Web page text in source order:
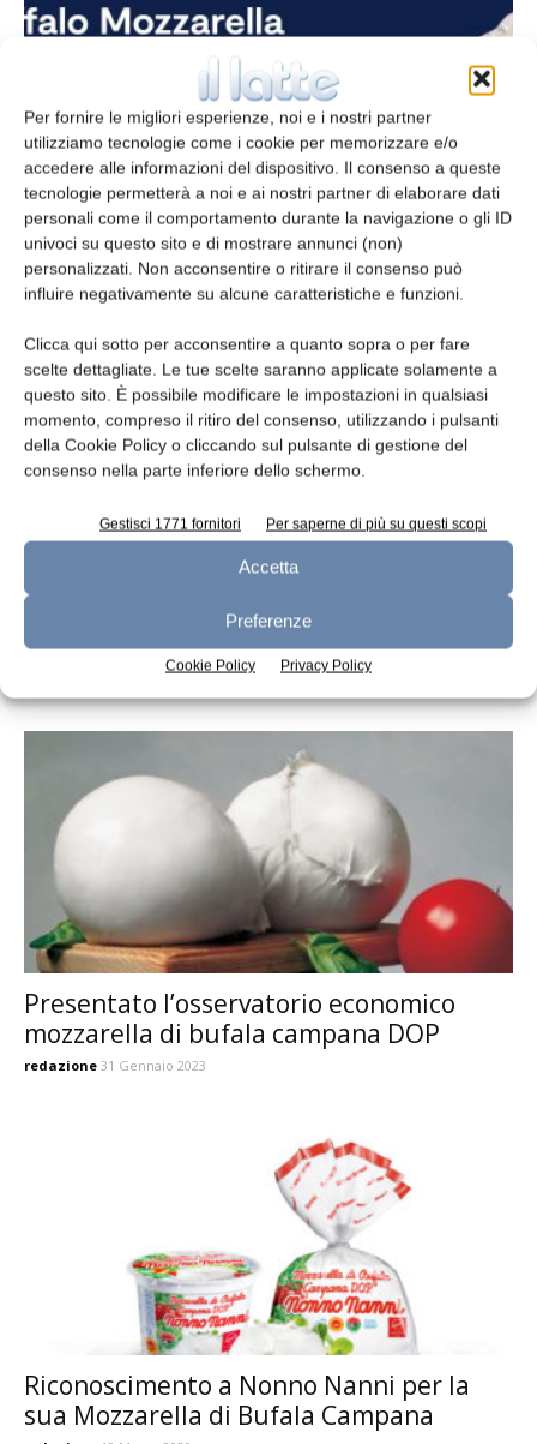
Per fornire le migliori esperienze, noi e i nostri partner
utilizziamo tecnologie come i cookie per memorizzare e/o
accedere alle informazioni del dispositivo. Il consenso a queste
tecnologie permetterà a noi e ai nostri partner di elaborare dati
personali come il comportamento durante la navigazione o gli ID
univoci su questo sito e di mostrare annunci (non)
personalizzati. Non acconsentire o ritirare il consenso può
influire negativamente su alcune caratteristiche e funzioni.
Clicca qui sotto per acconsentire a quanto sopra o per fare
scelte dettagliate. Le tue scelte saranno applicate solamente a
questo sito. È possibile modificare le impostazioni in qualsiasi
momento, compreso il ritiro del consenso, utilizzando i pulsanti
della Cookie Policy o cliccando sul pulsante di gestione del
consenso nella parte inferiore dello schermo.
Gestisci 1771 fornitori Per saperne di più su questi scopi
Accetta
Preferenze
Cookie Policy Privacy Policy
Conferenza Internazionale su Mozzarella
di Bufala e altri prodotti lattiero-caseari
redazione 17 Settembre 2024
Mozzarella di bufala campana: Domenico
Raimondo riconfermato presidente
Presentato l’osservatorio economico
mozzarella di bufala campana DOP
redazione 31 Gennaio 2023
Riconoscimento a Nonno Nanni per la
sua Mozzarella di Bufala Campana